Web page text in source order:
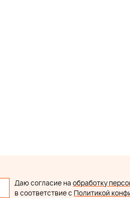
Даю согласие наобработку
в соответствие с Политикой